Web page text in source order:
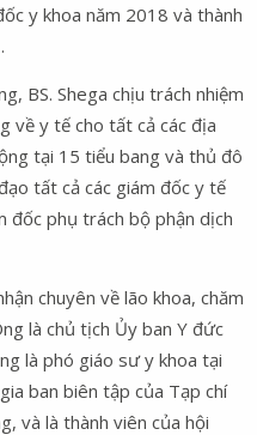
y khoa năm 2018 và thành
BS. Shega chịu trách nhiệm
về y tế cho tất cả các địa
tại 15 tiểu bang và thủ đô
tất cả các giám đốc y tế
đốc phụ trách bộ phận dịch
chuyên về lão khoa, chăm
là chủ tịch Ủy ban Y đức
là phó giáo sư y khoa tại
ban biên tập của Tạp chí
và là thành viên của hội